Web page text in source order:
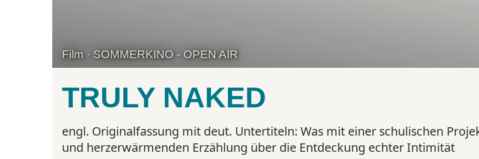
Film · SOMMERKINO - OPEN AIR
TRULY NAKED
engl. Originalfassung mit deut. Untertiteln: Was mit einer schulischen
und herzerwärmenden Erzählung über die Entdeckung echter Intimität